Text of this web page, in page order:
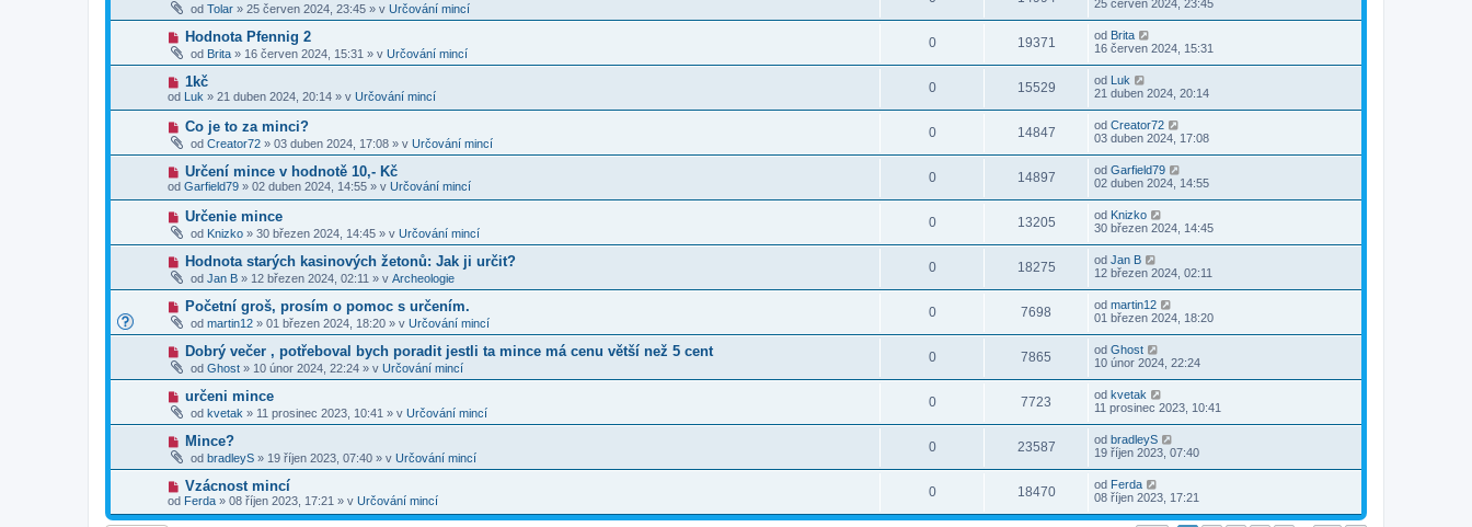
k
p
ě
v
e
k
ř
í
p
ě
v
e
k
v
ý
p
ř
í
s
p
ě
v
e
k
od Tolar » 25 červen 2024, 23:45 » v Určování mincí
25 červen 2024, 23:45
N
v
p
ř
í
s
p
ě
v
e
k
Hodnota Pfennig 2
od Brita » 16 červen 2024, 15:31 » v Určování mincí
0 19371 od Brita
16 červen 2024, 15:31
N
o
v
p
ř
í
s
p
ě
v
e
k
1kč
od Luk » 21 duben 2024, 20:14 » v Určování mincí
0 15529 od Luk
21 duben 2024, 20:14
N
v
ý
p
ř
í
s
p
ě
v
e
k
Co je to za minci?
od Creator72 » 03 duben 2024, 17:08 » v Určování mincí
0 14847 od Creator72
03 duben 2024, 17:08
N
o
v
ý
p
ř
í
p
ě
v
e
k
Určení mince v hodnotě 10,- Kč
od Garfield79 » 02 duben 2024, 14:55 » v Určování mincí
0 14897 od Garfield79
02 duben 2024, 14:55
N
v
ý
p
ř
í
p
ě
v
e
k
Určenie mince
od Knizko » 30 březen 2024, 14:45 » v Určování mincí
0 13205 od Knizko
30 březen 2024, 14:45
N
v
ý
p
ř
í
p
ě
e
k
Hodnota starých kasinových žetonů: Jak ji určit?
od Jan B » 12 březen 2024, 02:11 » v Archeologie
0 18275 od Jan B
12 březen 2024, 02:11
N
v
ý
p
ř
í
s
p
ě
v
e
k
Početní groš, prosím o pomoc s určením.
od martin12 » 01 březen 2024, 18:20 » v Určování mincí
0 7698 od martin12
01 březen 2024, 18:20
N
v
p
ř
í
p
ě
v
k
Dobrý večer , potřeboval bych poradit jestli ta mince má cenu větší než 5 cent
od Ghost » 10 únor 2024, 22:24 » v Určování mincí
0 7865 od Ghost
10 únor 2024, 22:24
N
v
ý
p
ř
í
s
p
ě
určeni mince
od kvetak » 11 prosinec 2023, 10:41 » v Určování mincí
0 7723 od kvetak
11 prosinec 2023, 10:41
N
v
ý
ř
í
Mince?
od bradleyS » 19 říjen 2023, 07:40 » v Určování mincí
0 23587 od bradleyS
19 říjen 2023, 07:40
N
o
v
ý
Vzácnost mincí
od Ferda » 08 říjen 2023, 17:21 » v Určování mincí
0 18470 od Ferda
08 říjen 2023, 17:21